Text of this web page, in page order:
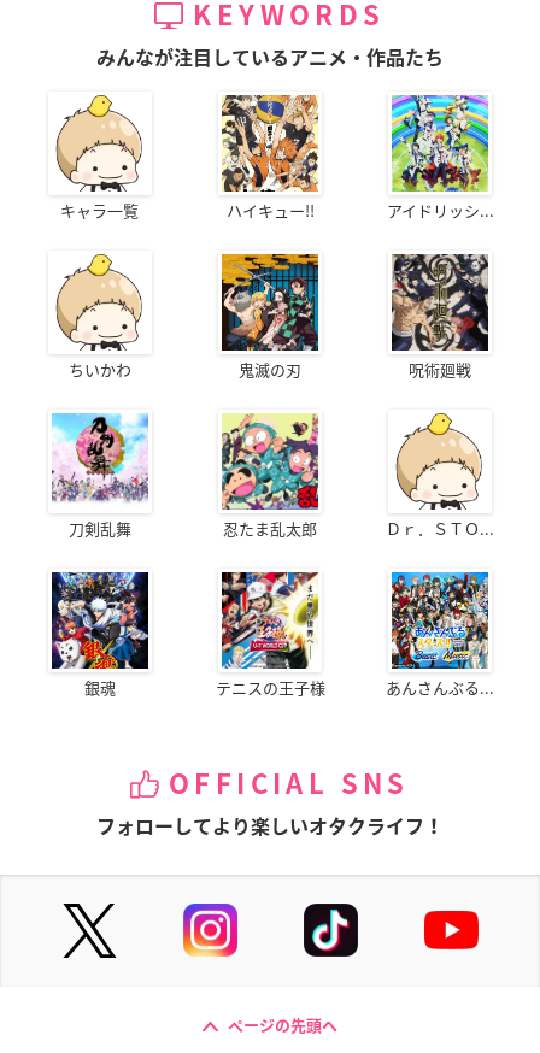
KEYWORDS
みんなが注目しているアニメ・作品たち
キャラ一覧 ハイキュー!! アイドリッシ...
ちいかわ 鬼滅の刃 呪術廻戦
刀剣乱舞 忍たま乱太郎 Ｄｒ．ＳＴＯ...
銀魂 テニスの王子様 あんさんぶる...
OFFICIAL SNS
フォローしてより楽しいオタクライフ！
ページの先頭へ